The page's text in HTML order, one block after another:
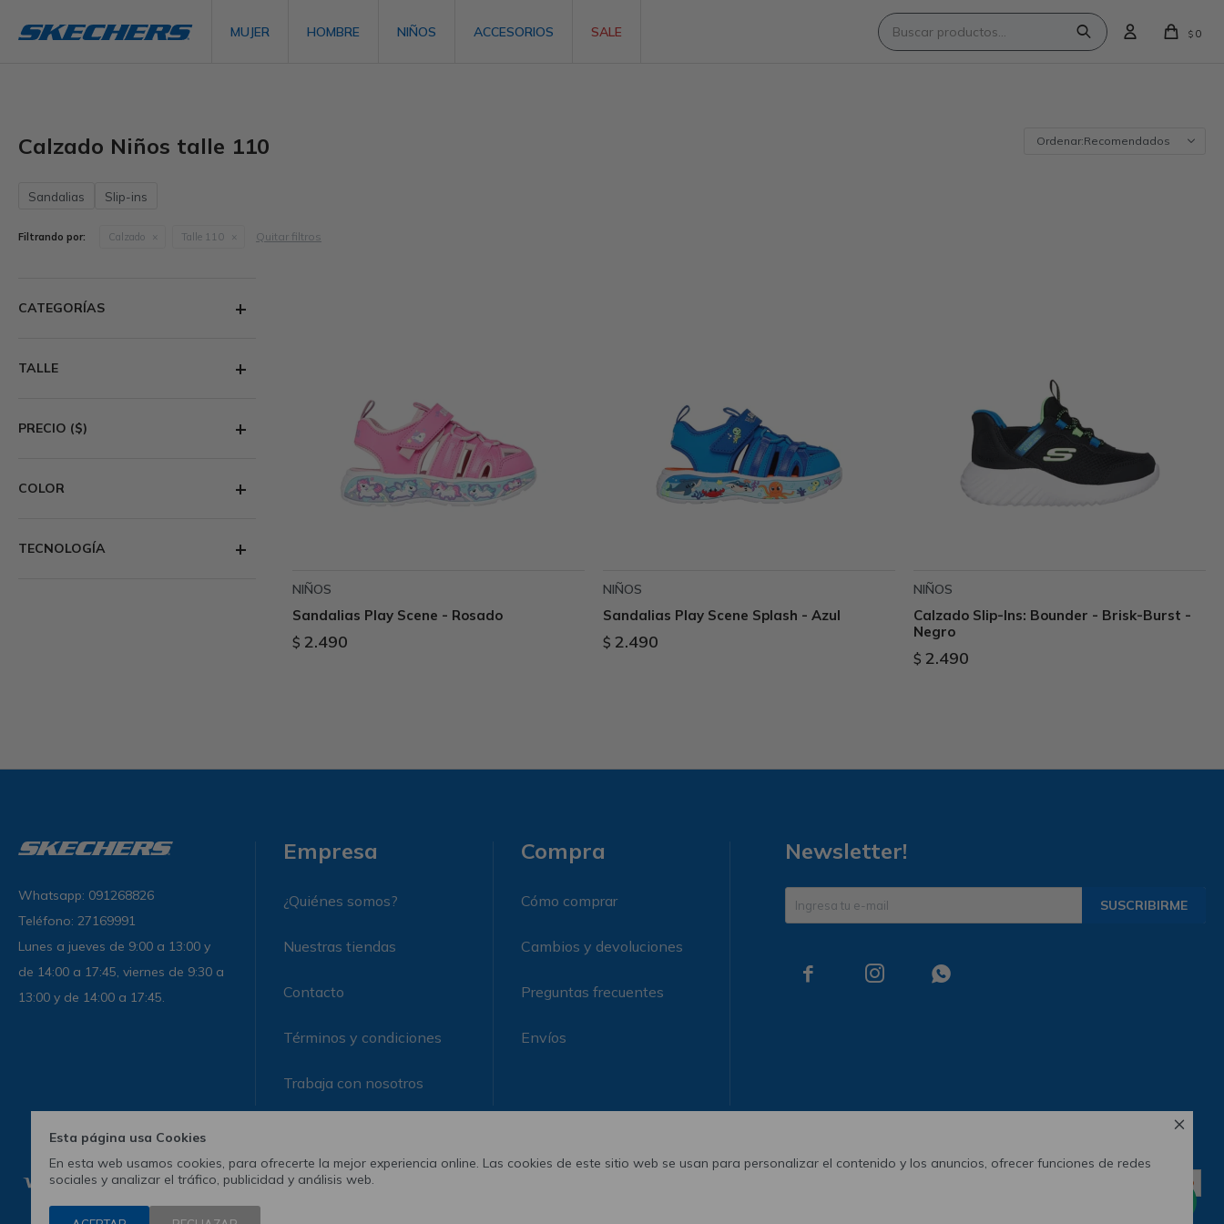

Esta página usa Cookies
En esta web usamos cookies, para ofrecerte la mejor experiencia online. Las cookies de este sitio web se usan para personalizar el contenido y los anuncios, ofrecer funciones de redes
sociales y analizar el tráfico, publicidad y análisis web.
MUJER HOMBRE NIÑOS ACCESORIOS SALE $ 0
Calzado Niños talle 110 Recomendados
Sandalias Slip-ins
Filtrando por: Calzado Talle 110 Quitar filtros
NIÑOS
Sandalias Play Scene - Rosado
$ 2.490
NIÑOS
Sandalias Play Scene Splash - Azul
$ 2.490
NIÑOS
Calzado Slip-Ins: Bounder - Brisk-Burst -
Negro
$ 2.490
CATEGORÍAS
TALLE
PRECIO ($)
COLOR
TECNOLOGÍA
Whatsapp: 091268826
Teléfono: 27169991
Lunes a jueves de 9:00 a 13:00 y
de 14:00 a 17:45, viernes de 9:30 a
13:00 y de 14:00 a 17:45.
Empresa
¿Quiénes somos?
Nuestras tiendas
Contacto
Términos y condiciones
Trabaja con nosotros
Compra
Cómo comprar
Cambios y devoluciones
Preguntas frecuentes
Envíos
Newsletter!
SUSCRIBIRME
  